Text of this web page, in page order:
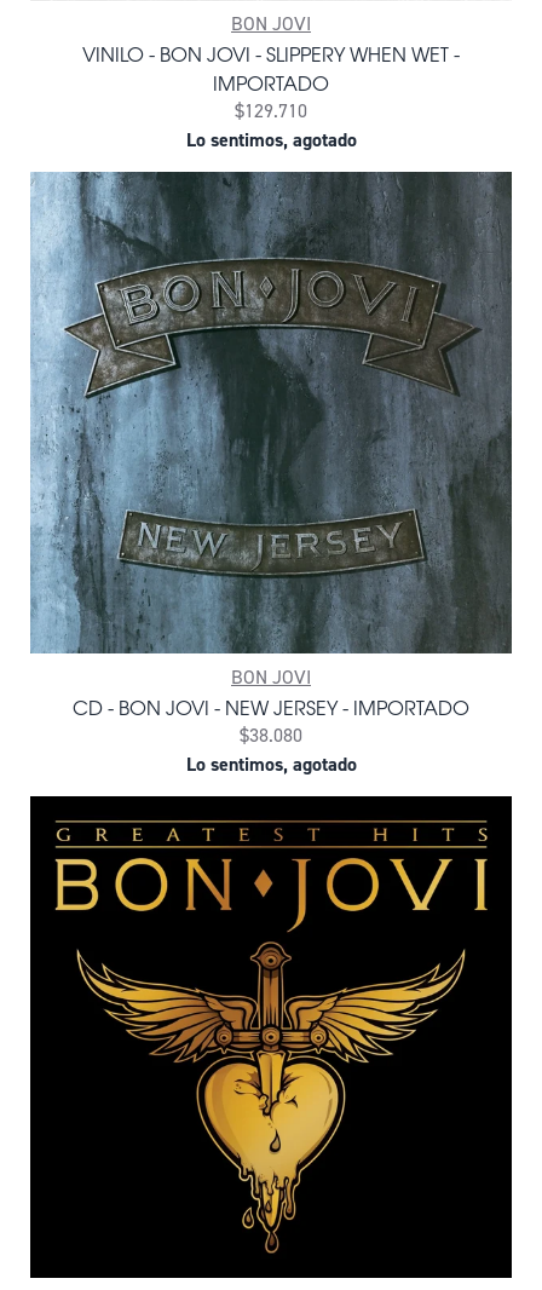
BON JOVI
VINILO - BON JOVI - SLIPPERY WHEN WET -
IMPORTADO
$129.710
Lo sentimos, agotado
BON JOVI
CD - BON JOVI - NEW JERSEY - IMPORTADO
$38.080
Lo sentimos, agotado